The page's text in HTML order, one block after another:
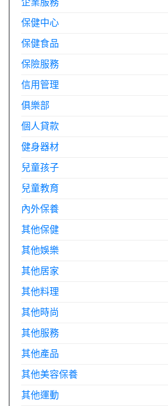
保健中心
保健食品
保險服務
信用管理
俱樂部
個人貸款
健身器材
兒童孩子
兒童教育
內外保養
其他保健
其他娛樂
其他居家
其他料理
其他時尚
其他服務
其他產品
其他美容保養
其他運動